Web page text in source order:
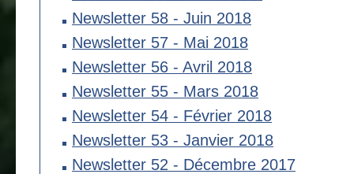
Newsletter 58 - Juin 2018
Newsletter 57 - Mai 2018
Newsletter 56 - Avril 2018
Newsletter 55 - Mars 2018
Newsletter 54 - Février 2018
Newsletter 53 - Janvier 2018
Newsletter 52 - Décembre 2017